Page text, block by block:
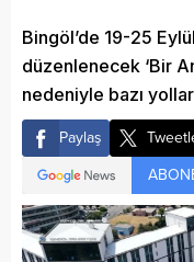
Bingöl’de 19-25
düzenlenecek ‘Bir
nedeniyle bazı
Paylaş